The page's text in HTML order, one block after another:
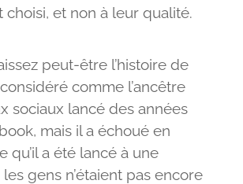
choisi, et non à leur qualité.
peut-être l’histoire de
comme l’ancêtre
sociaux lancé des années
mais il a échoué en
qu’il a été lancé à une
gens n’étaient pas encore